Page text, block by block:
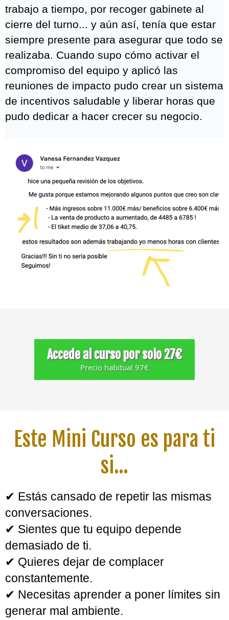
restaurantes
Consiguieron liberar tiempo en sus agendas
potenciando el compromiso y autonomía de
sus jefes de equipo y así fue como le
dedicaron tiempo a abrir el tercer
restaurante.
Fernando, propietario clínica dental
trabajo a tiempo, por recoger gabinete al
cierre del turno... y aún así, tenía que estar
siempre presente para asegurar que todo se
realizaba. Cuando supo cómo activar el
compromiso del equipo y aplicó las
reuniones de impacto pudo crear un sistema
de incentivos saludable y liberar horas que
pudo dedicar a hacer crecer su negocio.
Accede al curso por solo 27€
Precio habitual 97€
Este Mini Curso es para ti
si...